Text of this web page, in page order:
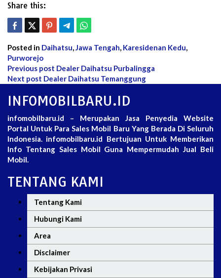
Share this:
Posted in Daihatsu,Jawa Tengah, Karesidenan Kedu,
Purworejo
Post
navigation
Previous post Dealer Daihatsu Purbalingga
Next post Dealer Daihatsu Temanggung
INFOMOBILBARU.ID
infomobilbaru.id – Merupakan Jasa Penyedia Website
Portal Untuk Para Sales Mobil Baru Yang Berada Di Seluruh
Indonesia. infomobilbaru.id Bertujuan Untuk Memberikan
Info Tentang Sales Mobil Guna Mempermudah Jual Beli
Mobil.
TENTANG KAMI
Tentang Kami
Hubungi Kami
Area
Disclaimer
Kebijakan Privasi